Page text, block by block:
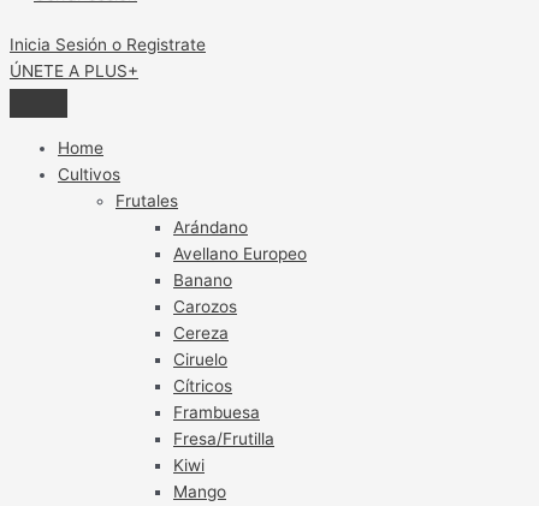
Inicia Sesión o Registrate
ÚNETE A PLUS+
Home
Cultivos
Frutales
Arándano
Avellano Europeo
Banano
Carozos
Cereza
Ciruelo
Cítricos
Frambuesa
Fresa/Frutilla
Kiwi
Mango